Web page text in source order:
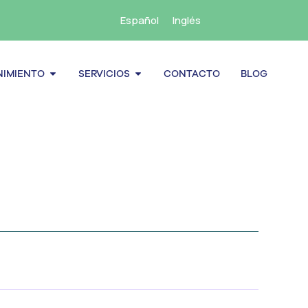
Español Inglés
Abrir Mantenimiento
SERVICIOS Abrir Servicios
CONTACTO BLOG